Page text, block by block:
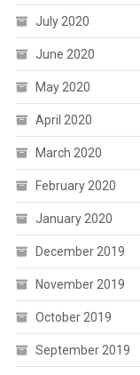
July 2020
June 2020
May 2020
April 2020
March 2020
February 2020
January 2020
December 2019
November 2019
October 2019
September 2019